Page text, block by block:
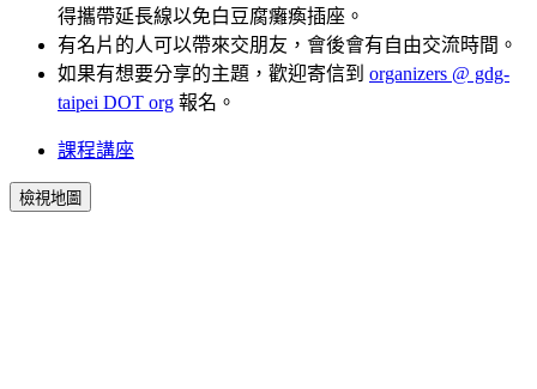
得攜帶延長線以免白豆腐癱瘓插座。
有名片的人可以帶來交朋友，會後會有自由交流時間。
如果有想要分享的主題，歡迎寄信到 organizers @ gdg-
taipei DOT org 報名。
課程講座
檢視地圖